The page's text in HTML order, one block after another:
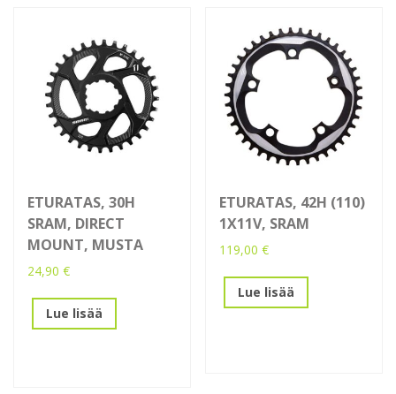
ETURATAS, 30H
SRAM, DIRECT
MOUNT, MUSTA
24,90 €
Lue lisää
ETURATAS, 42H (110)
1X11V, SRAM
119,00€
Lue lisää